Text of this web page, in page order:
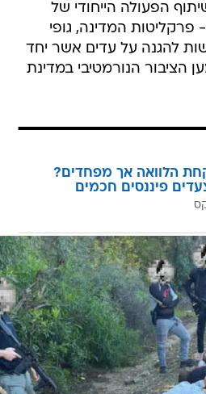
הפעולה הייחודי של
פרקליטות המדינה, גופי
להגנה על עדים אשר יחד
הנורמטיבי במדינת
הלוואה אך מפחדים?
פיננסים חכמים